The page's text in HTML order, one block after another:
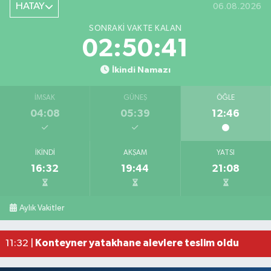
HATAY 06.08.2026
SONRAKI VAKTE KALAN
02:50:40
İkindi Namazı
İMSAK
04:08
GÜNEŞ
05:39
ÖĞLE
12:46
İKINDI
16:32
AKŞAM
19:44
YATSI
21:08
Aylık Vakitler
6 AĞUSTOS 2026 PERŞEMBE GÜNDEM ÖZETİ
12:55 |Hırsızlar, narenciye ağaçlarını susuz bıraktı
11:32 |
Konteyner yatakhane alevlere teslim oldu